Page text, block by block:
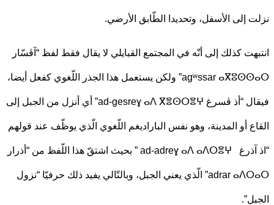
إلى الأسفل، وتحديدا الطّابق الأرضي.
كذلك إلى أنّه في المجتمع القبايلي لا يقال فقط لفظ “آڤسّار
agʷssar ⴰⴳⵓⵙⵙⴰⵔ” ولكن يستعمل هذا الجذر اللّغوي كفعل أيضا،
فيقال “أذ ڤسرغ ad-gesreɣ ⴰⴷ ⴳⴻⵙⵔⴻⵖ” أي أنزل من الجبل إلى
أو المدينة، وهو نفس الباراديغم اللّغوي الّذي يوظّف عند قولهم
“اذ آذرغ ad-adreɣ ⴰⴷ ⴰⴷⵔⴻⵖ ” بحيث اشتقّ هذا اللّفظ من “أذرار
adrar ⴰⴷⵔⴰⵔ” الّذي يعني الجبل، وبالتّالي يفيد ذلك حرفيّا “نزول